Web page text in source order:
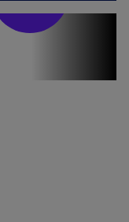
PRO TV